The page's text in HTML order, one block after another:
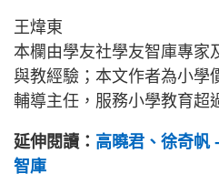
王煒東
本欄由學友社學友智庫專家
與教經驗；本文作者為小學
輔導主任，服務小學教育超
延伸閱讀： 高曉君、徐奇帆
智庫